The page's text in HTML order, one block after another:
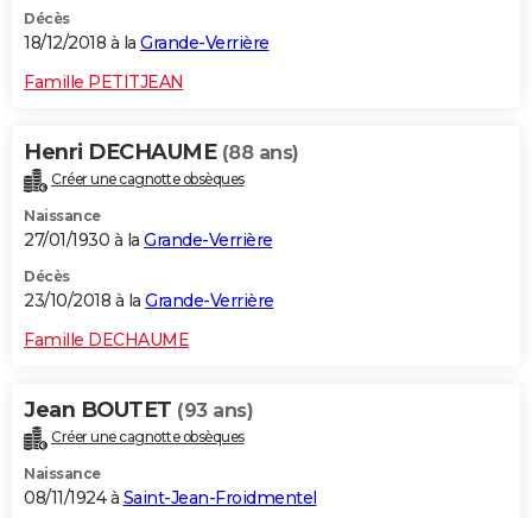
Décès
18/12/2018 à la Grande-Verrière
Famille PETITJEAN
Henri DECHAUME (88 ans)
Créer une cagnotte obsèques
Naissance
27/01/1930 à la Grande-Verrière
Décès
23/10/2018 à la Grande-Verrière
Famille DECHAUME
Jean BOUTET (93 ans)
Créer une cagnotte obsèques
Naissance
08/11/1924 à Saint-Jean-Froidmentel